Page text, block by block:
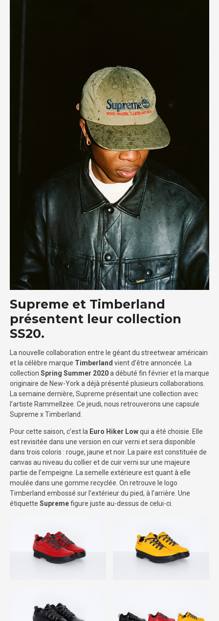
Supreme et Timberland
présentent leur collection
SS20.
La nouvelle collaboration entre le géant du streetwear américain
et la célèbre marque Timberland vient d’être annoncée. La
collection Spring Summer 2020a débuté fin février et la marque
originaire de New-York a déjà présenté plusieurs collaborations.
La semaine dernière, Supreme présentait une collection avec
l’artiste Rammellzee. Ce jeudi, nous retrouverons une capsule
Supreme x Timberland.
Pour cette saison, c’est la Euro Hiker Lowqui a été choisie. Elle
est revisitée dans une version en cuir verni et sera disponible
dans trois coloris : rouge, jaune et noir. La paire est constituée de
canvas au niveau du collier et de cuir verni sur une majeure
partie de l’empeigne. La semelle extérieure est quant à elle
moulée dans une gomme recyclée. On retrouve le logo
Timberland embossé sur l’extérieur du pied, à l’arrière. Une
étiquette Supremefigure juste au-dessus de celui-ci.